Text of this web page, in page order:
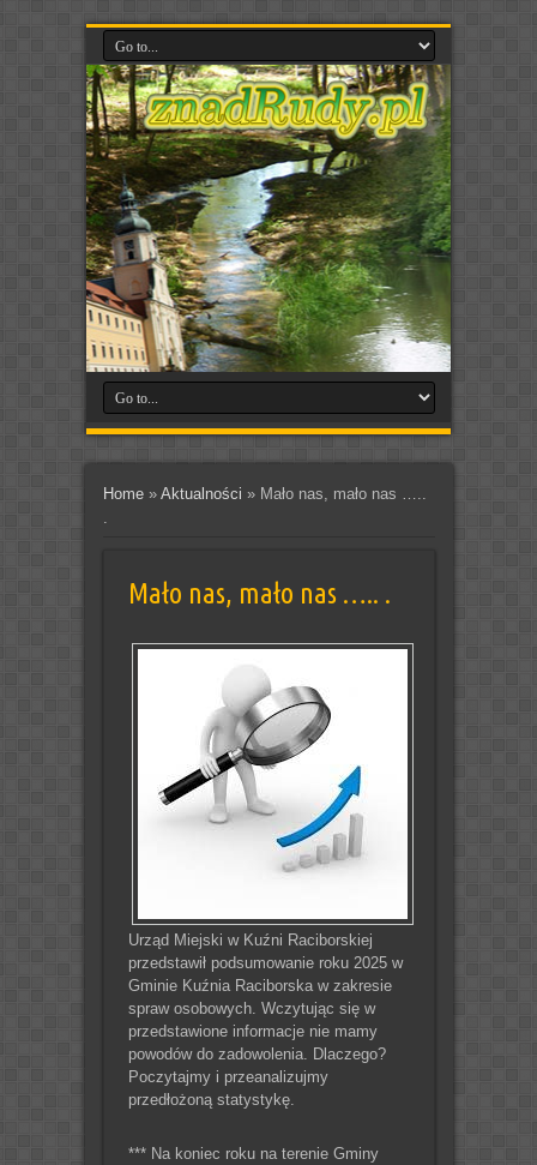
Home» Aktualności » Mało nas, mało nas …..
Mało nas, mało nas ….. .
Urząd Miejski w Kuźni Raciborskiej
przedstawił podsumowanie roku 2025 w
Gminie Kuźnia Raciborska w zakresie
spraw osobowych. Wczytując się w
przedstawione informacje nie mamy
powodów do zadowolenia. Dlaczego?
Poczytajmy i przeanalizujmy
przedłożoną statystykę.
*** Na koniec roku na terenie Gminy